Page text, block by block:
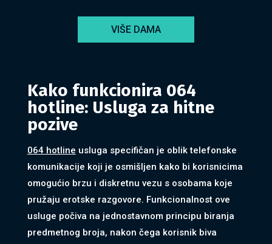
VIŠE DAMA
Kako funkcionira 064
hotline: Usluga za hitne
pozive
064 hotline usluga specifičan je oblik telefonske
komunikacije koji je osmišljen kako bi korisnicima
omogućio brzu i diskretnu vezu s osobama koje
pružaju erotske razgovore. Funkcionalnost ove
usluge počiva na jednostavnom principu biranja
predmetnog broja, nakon čega korisnik biva